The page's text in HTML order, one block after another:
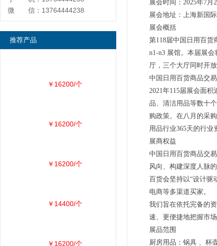
展会时间：2025年7月
展会地址：上海新国
展会概括
第118届中国日用百货
n1-n3 展馆。本届展
厅，三个大厅同时开
中国日用百货商品交
2021年115届展会面
品、清洁用品等数十
购政策。在八月的采
用品行业365天的行业
展商权益
中国日用百货商品交
风向、构建深度人脉
百货会坚持以“设计驱
电商等多渠道买家。
我们旨在依托完备的
速、更便捷地把握市
展品范围
厨房用品：锅具 、杯
微 信：13764444238
推荐产品
￥16200/个
￥16200/个
￥16200/个
￥14400/个
￥16200/个